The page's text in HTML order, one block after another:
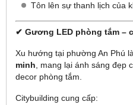
Tôn lên sự thanh lịch của
✔ Gương LED phòng tắm –
Xu hướng tại phường An Phú
minh , mang lại ánh sáng đẹp
decor phòng tắm.
Citybuilding cung cấp: